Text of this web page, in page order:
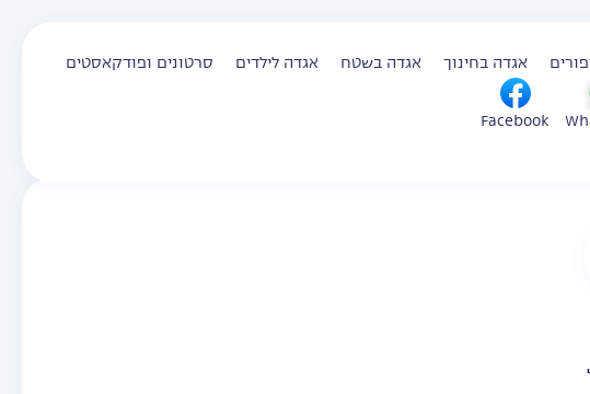
אגדה בחינוך אגדה בשטח אגדה לילדים סרטונים ופודקאסטים
Facebook